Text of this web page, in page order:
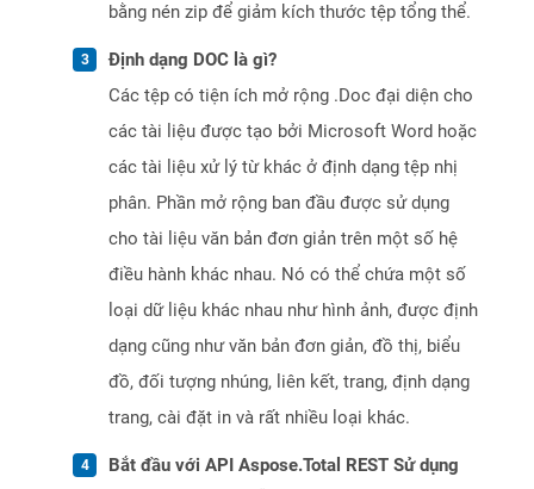
bằng nén zip để giảm kích thước tệp tổng thể.
Định dạng DOC là gì?
Các tệp có tiện ích mở rộng .Doc đại diện cho
các tài liệu được tạo bởi Microsoft Word hoặc
các tài liệu xử lý từ khác ở định dạng tệp nhị
phân. Phần mở rộng ban đầu được sử dụng
cho tài liệu văn bản đơn giản trên một số hệ
điều hành khác nhau. Nó có thể chứa một số
loại dữ liệu khác nhau như hình ảnh, được định
dạng cũng như văn bản đơn giản, đồ thị, biểu
đồ, đối tượng nhúng, liên kết, trang, định dạng
trang, cài đặt in và rất nhiều loại khác.
Bắt đầu với API Aspose.Total REST Sử dụng